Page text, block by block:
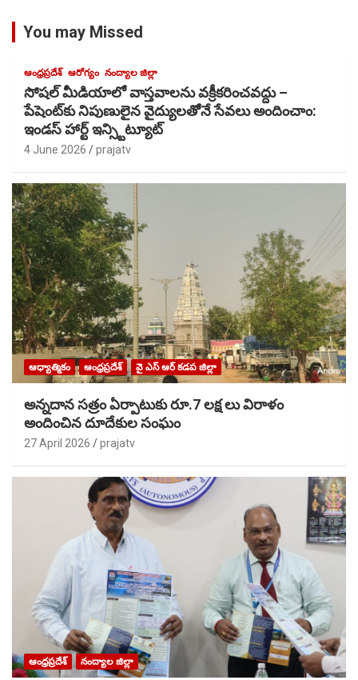
You may Missed
ఆంధ్రప్రదేశ్ ఆరోగ్యం నంద్యాల జిల్లా
సోషల్ మీడియాలో వాస్తవాలను వక్రీకరించవద్దు –
పేషెంట్‌కు నిపుణులైన వైద్యులతోెనే సేవలు అందించాం:
ఇండస్ హార్ట్ ఇన్స్టిట్యూట్
4 June 2026 prajatv
ఆధ్యాత్మికం ఆంధ్రప్రదేశ్ వై ఎస్ ఆర్ కడప జిల్లా
అన్నదాన సత్రం ఏర్పాటుకు రూ.7 లక్ష లు విరాళం
అందించిన దూదేకుల సంఘం
27 April 2026 prajatv
ఆంధ్రప్రదేశ్ నంద్యాల జిల్లా